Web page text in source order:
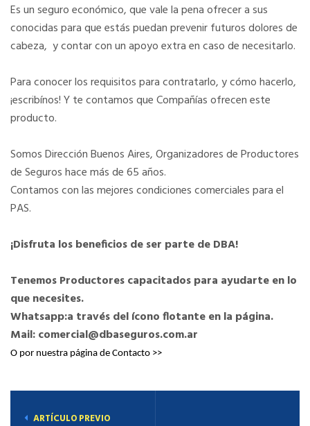
Es un seguro económico, que vale la pena ofrecer a sus
conocidas para que estás puedan prevenir futuros dolores de
cabeza, y contar con un apoyo extra en caso de necesitarlo.
Para conocer los requisitos para contratarlo, y cómo hacerlo,
¡escribínos! Y te contamos que Compañías ofrecen este
producto.
Somos Dirección Buenos Aires, Organizadores de Productores
de Seguros hace más de 65 años.
Contamos con las mejores condiciones comerciales para el
PAS.
¡Disfruta los beneficios de ser parte de DBA!
Tenemos Productores capacitados para ayudarte en lo
que necesites.
Whatsapp:a través del ícono flotante en la página.
Mail: comercial@dbaseguros.com.ar
O por nuestra página de Contacto >>
ARTÍCULO PREVIO